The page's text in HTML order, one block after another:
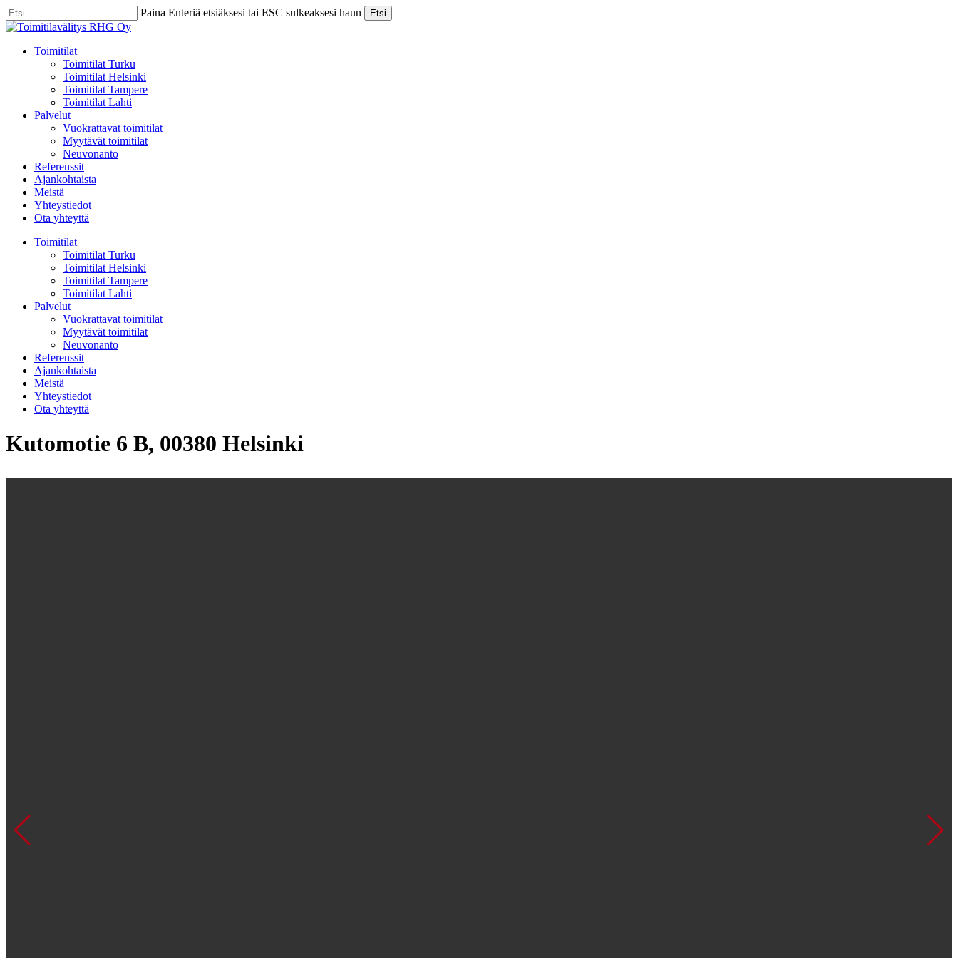
Skip
to
content
Paina Enteriä etsiäksesi tai ESC sulkeaksesi haun Etsi
Close
Menu
Toimitilat
Toimitilat Turku
Toimitilat Helsinki
Toimitilat Tampere
Toimitilat Lahti
Palvelut
Vuokrattavat toimitilat
Myytävät toimitilat
Neuvonanto
Referenssit
Ajankohtaista
Meistä
Yhteystiedot
Ota yhteyttä
Toimitilat
Toimitilat Turku
Toimitilat Helsinki
Toimitilat Tampere
Toimitilat Lahti
Palvelut
Vuokrattavat toimitilat
Myytävät toimitilat
Neuvonanto
Referenssit
Ajankohtaista
Meistä
Yhteystiedot
Ota yhteyttä
Kutomotie 6 B, 00380 Helsinki